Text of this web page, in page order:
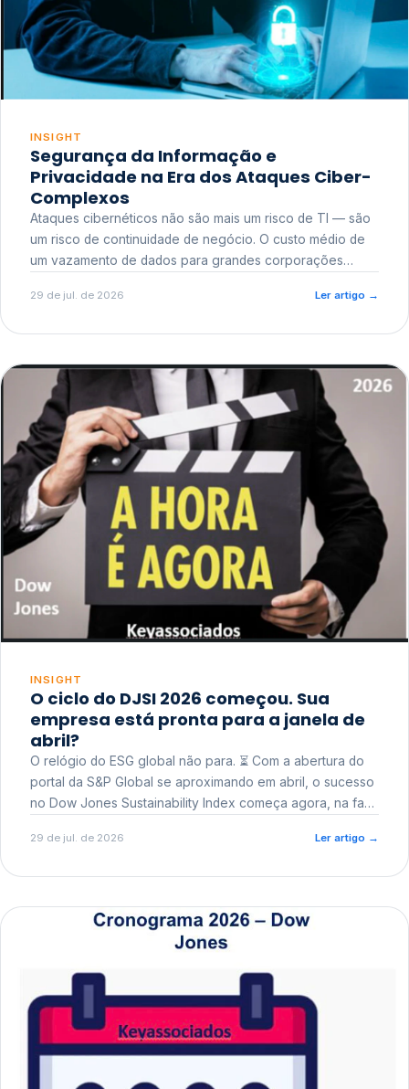
INSIGHT
Segurança da Informação e
Privacidade na Era dos Ataques Ciber-
Complexos
Ataques cibernéticos não são mais um risco de TI — são
um risco de continuidade de negócio. O custo médio de
um vazamento de dados para grandes corporações
reputacional e o risco regulatório junto a órgãos como a
29 de jul. de 2026 Ler artigo →
INSIGHT
O ciclo do DJSI 2026 começou. Sua
empresa está pronta para a janela de
abril?
O relógio do ESG global não para. ⏳ Com a abertura do
portal da S&P Global se aproximando em abril, o sucesso
no Dow Jones Sustainability Index começa agora, na fase
29 de jul. de 2026 Ler artigo →